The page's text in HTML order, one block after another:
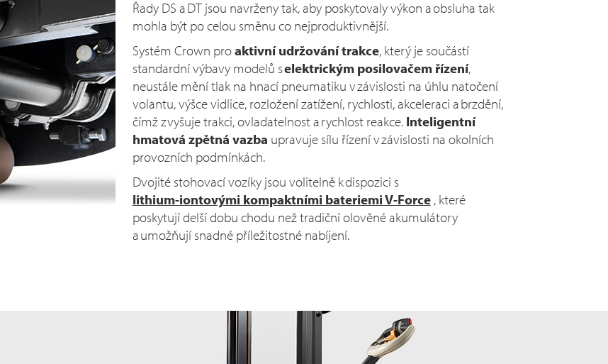
Řady DS a DT jsou navrženy tak, aby poskytovaly výkon a obsluha tak
mohla být po celou směnu co nejproduktivnější.
Systém Crown proaktivní udržování trakce, který je součástí
standardní výbavy modelů selektrickým posilovačem řízení,
neustále mění tlak na hnací pneumatiku v závislosti na úhlu natočení
volantu, výšce vidlice, rozložení zatížení, rychlosti, akceleraci a brzdění,
čímž zvyšuje trakci, ovladatelnost a rychlost reakce. Inteligentní
hmatová zpětná vazba upravuje sílu řízení v závislosti na okolních
provozních podmínkách.
Dvojité stohovací vozíky jsou volitelně k dispozici s
lithium-iontovými kompaktními bateriemi V-Force, které
poskytují delší dobu chodu než tradiční olověné akumulátory
a umožňují snadné příležitostné nabíjení.